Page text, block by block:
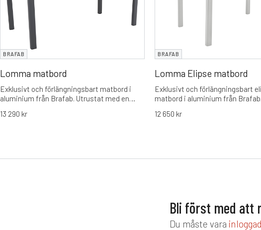
BRAFAB
Lomma matbord
Exklusivt och förlängningsbart matbord i
aluminium från Brafab. Utrustat med en
det enkelt att växla mellan vardag och fest
13 290 kr
BRAFAB
Lomma Elipse matbord
Exklusivt och förlängningsbart
matbord i aluminium från
en smidig förlängningsfunktion
12 650 kr
Bli först med att
Du måste vara inloggad